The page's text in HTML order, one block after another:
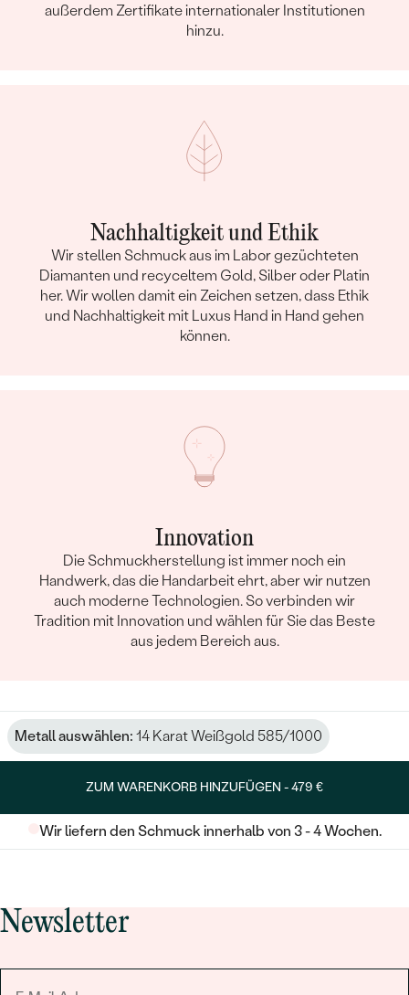
außerdem Zertifikate internationaler Institutionen
hinzu.
Nachhaltigkeit und Ethik
Wir stellen Schmuck aus im Labor gezüchteten
Diamanten und recyceltem Gold, Silber oder Platin
her. Wir wollen damit ein Zeichen setzen, dass Ethik
und Nachhaltigkeit mit Luxus Hand in Hand gehen
können.
Innovation
Die Schmuckherstellung ist immer noch ein
Handwerk, das die Handarbeit ehrt, aber wir nutzen
auch moderne Technologien. So verbinden wir
Tradition mit Innovation und wählen für Sie das Beste
aus jedem Bereich aus.
Metall auswählen: 14 Karat Weißgold 585/1000
ZUM WARENKORB HINZUFÜGEN -479 €
Wir liefern den Schmuck innerhalb von 3 - 4 Wochen.
Newsletter